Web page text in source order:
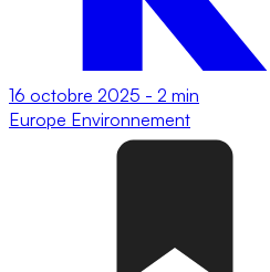
16 octobre 2025 - 2 min
Europe Environnement